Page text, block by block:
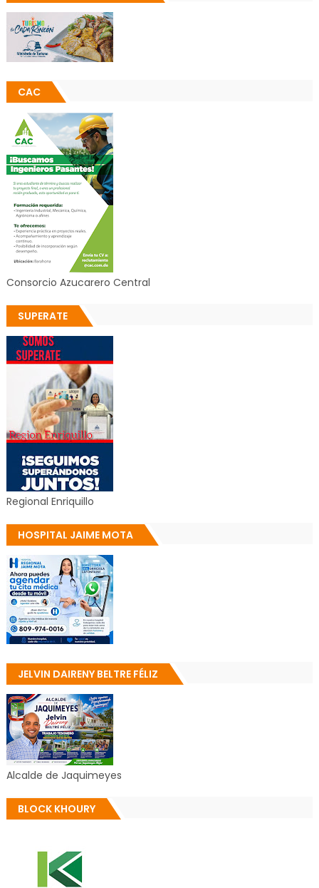
CAC
Consorcio Azucarero Central
SUPERATE
Regional Enriquillo
HOSPITAL JAIME MOTA
JELVIN DAIRENY BELTRE FÉLIZ
Alcalde de Jaquimeyes
BLOCK KHOURY